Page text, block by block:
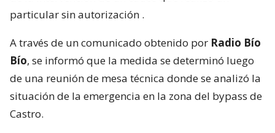
particular sin autorización .
A través de un comunicado obtenido por Radio Bío
Bío, se informó que la medida se determinó luego
de una reunión de mesa técnica donde se analizó la
situación de la emergencia en la zona del bypass de
Castro.